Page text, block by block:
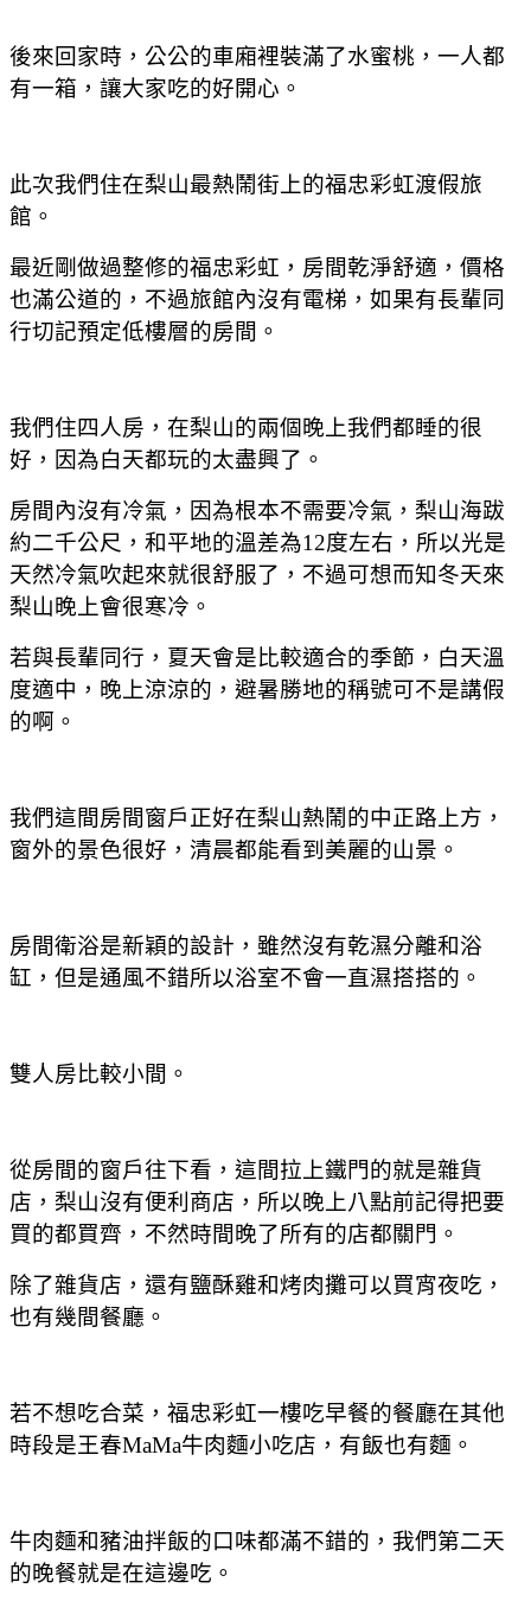
後來回家時，公公的車廂裡裝滿了水蜜桃，一人都
有一箱，讓大家吃的好開心。
此次我們住在梨山最熱鬧街上的福忠彩虹渡假旅
館。
最近剛做過整修的福忠彩虹，房間乾淨舒適，價格
也滿公道的，不過旅館內沒有電梯，如果有長輩同
行切記預定低樓層的房間。
我們住四人房，在梨山的兩個晚上我們都睡的很
好，因為白天都玩的太盡興了。
房間內沒有冷氣，因為根本不需要冷氣，梨山海跋
約二千公尺，和平地的溫差為12度左右，所以光是
天然冷氣吹起來就很舒服了，不過可想而知冬天來
梨山晚上會很寒冷。
若與長輩同行，夏天會是比較適合的季節，白天溫
度適中，晚上涼涼的，避暑勝地的稱號可不是講假
的啊。
我們這間房間窗戶正好在梨山熱鬧的中正路上方，
窗外的景色很好，清晨都能看到美麗的山景。
房間衛浴是新穎的設計，雖然沒有乾濕分離和浴
缸，但是通風不錯所以浴室不會一直濕搭搭的。
雙人房比較小間。
從房間的窗戶往下看，這間拉上鐵門的就是雜貨
店，梨山沒有便利商店，所以晚上八點前記得把要
買的都買齊，不然時間晚了所有的店都關門。
除了雜貨店，還有鹽酥雞和烤肉攤可以買宵夜吃，
也有幾間餐廳。
若不想吃合菜，福忠彩虹一樓吃早餐的餐廳在其他
時段是王春MaMa牛肉麵小吃店，有飯也有麵。
牛肉麵和豬油拌飯的口味都滿不錯的，我們第二天
的晚餐就是在這邊吃。